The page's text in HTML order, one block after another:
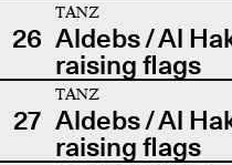
26
TANZ
Aldebs / Al
raising flags
27
TANZ
Aldebs / Al
raising flags